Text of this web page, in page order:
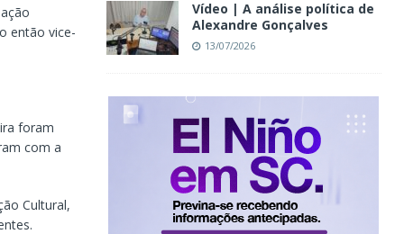
então vice-
foram
com a
Cultural,
Vídeo | A análise política de
Alexandre Gonçalves
13/07/2026